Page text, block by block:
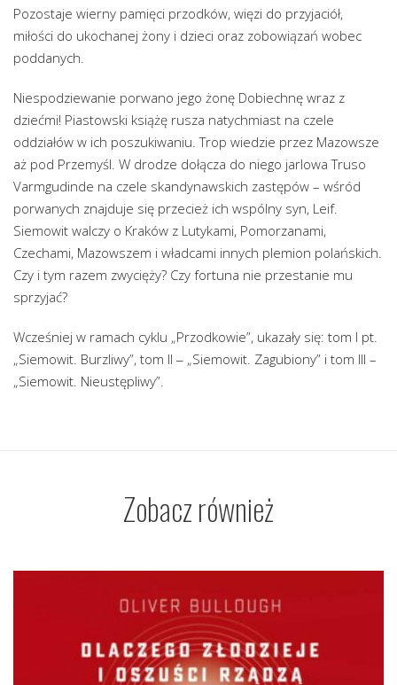
Pozostaje wierny pamięci przodków, więzi do przyjaciół,
miłości do ukochanej żony i dzieci oraz zobowiązań wobec
poddanych.
Niespodziewanie porwano jego żonę Dobiechnę wraz z
dziećmi! Piastowski książę rusza natychmiast na czele
oddziałów w ich poszukiwaniu. Trop wiedzie przez Mazowsze
aż pod Przemyśl. W drodze dołącza do niego jarlowa Truso
Varmgudinde na czele skandynawskich zastępów – wśród
porwanych znajduje się przecież ich wspólny syn, Leif.
Siemowit walczy o Kraków z Lutykami, Pomorzanami,
Czechami, Mazowszem i władcami innych plemion polańskich.
Czy i tym razem zwycięży? Czy fortuna nie przestanie mu
sprzyjać?
Wcześniej w ramach cyklu „Przodkowie”, ukazały się: tom I pt.
„Siemowit. Burzliwy”, tom II ‒ „Siemowit. Zagubiony” i tom III –
„Siemowit. Nieustępliwy”.
Zobacz również